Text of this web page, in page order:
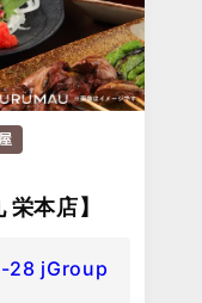
本店】
28 jGroup